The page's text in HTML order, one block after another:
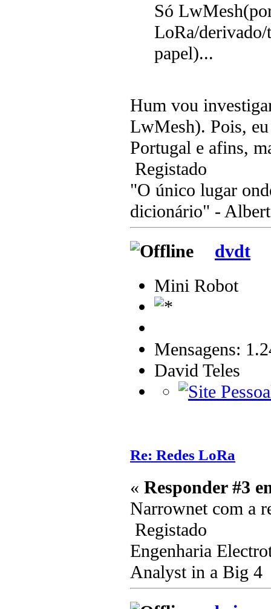
Só
LoRa/derivado/
papel)...
Hum vou
LwMesh). Pois, eu
Portugal e afins,
Registado
"O único lugar
dicionário" -
dvdt
Mini Robot
Mensagens:
David Teles
Re: Redes LoRa
« Responder #3
Narrownet com a
Registado
Engenharia
Analyst in a Big 4